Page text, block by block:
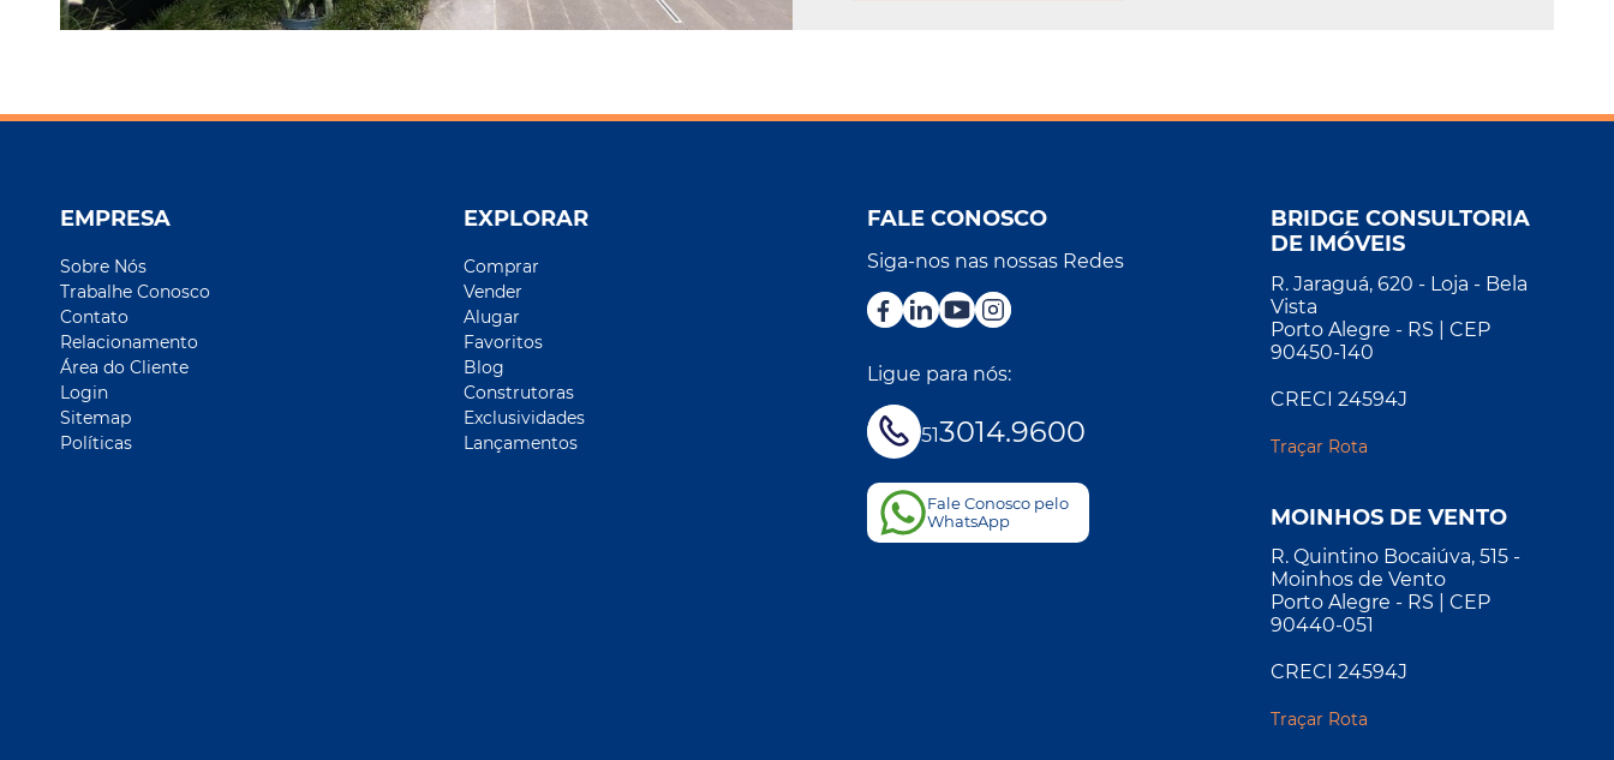
EMPRESA
Sobre Nós
Trabalhe Conosco
Contato
Relacionamento
Área do Cliente
Login
Sitemap
Políticas
EXPLORAR
Comprar
Vender
Alugar
Favoritos
Blog
Construtoras
Exclusividades
Lançamentos
FALE CONOSCO
Siga-nos nas nossas Redes
Ligue para nós:
513014.9600
Fale Conosco pelo
WhatsApp
BRIDGE CONSULTORIA
DE IMÓVEIS
R. Jaraguá, 620 - Loja - Bela
Vista
Porto Alegre - RS | CEP
90450-140
CRECI 24594J
Traçar Rota
MOINHOS DE VENTO
R. Quintino Bocaiúva, 515 -
Moinhos de Vento
Porto Alegre - RS | CEP
90440-051
CRECI 24594J
Traçar Rota